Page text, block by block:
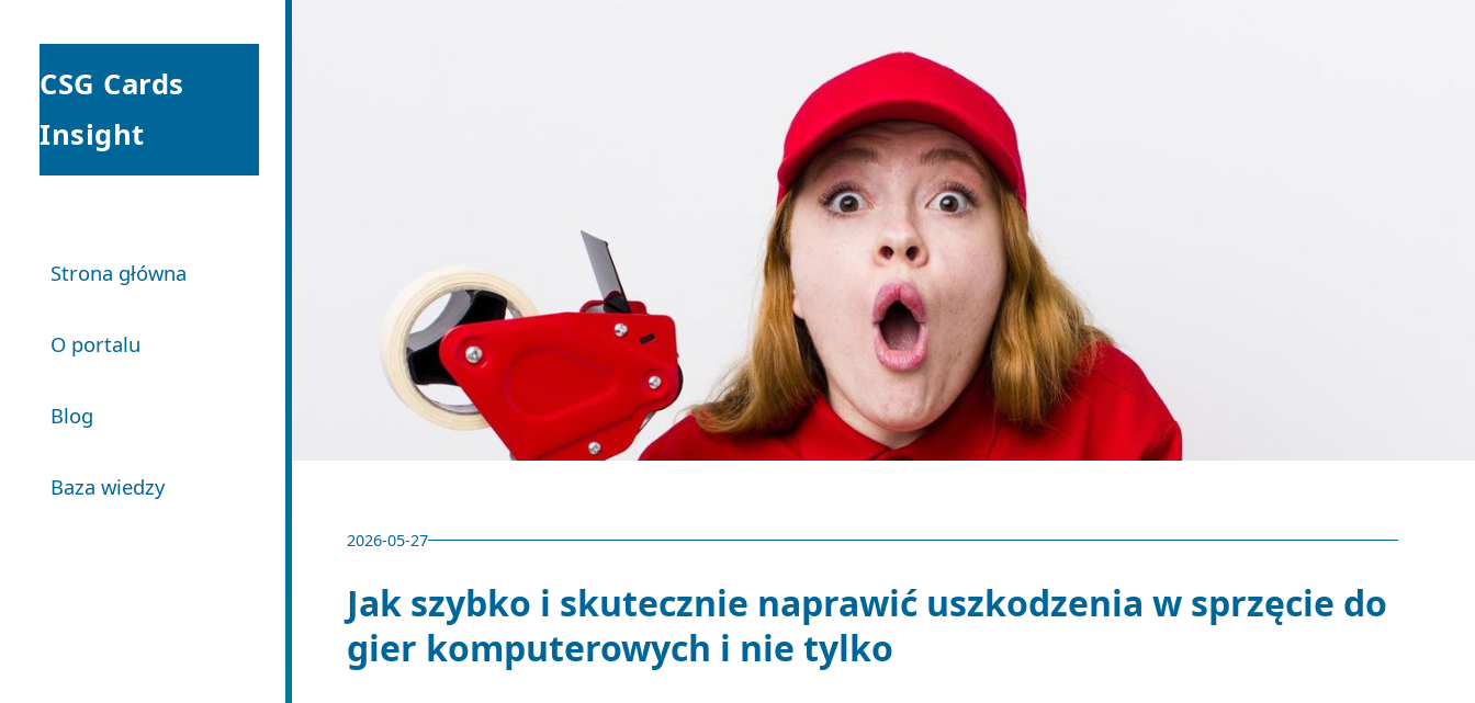
CSG Cards
Insight
Strona główna
O portalu
Blog
Baza wiedzy
2026-05-27
Jak szybko i skutecznie naprawić uszkodzenia w sprzęcie do
gier komputerowych i nie tylko